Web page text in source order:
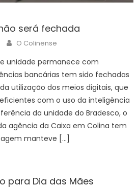
será fechada
Author
O Colinense
unidade permanece com
bancárias tem sido fechadas
utilização dos meios digitais, que
com o uso da inteligência
da unidade do Bradesco, o
agência da Caixa em Colina tem
manteve […]
para Dia das Mães